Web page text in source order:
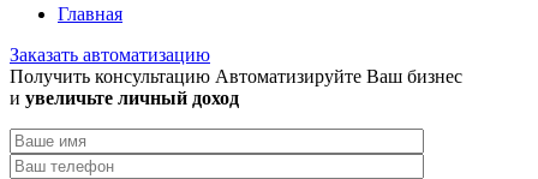
Главная
Заказать автоматизацию
Получить консультацию Автоматизируйте Ваш бизнес
и увеличьте личный доход